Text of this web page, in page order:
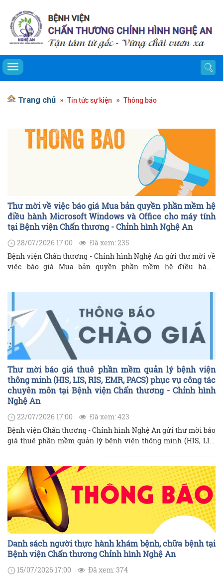
Toggle navigation
Trang chủ Tin tức sự kiện Thông báo
Thư mời về việc báo giá Mua bản quyền phần mềm hệ
điều hành Microsoft Windows và Office cho máy tính
tại Bệnh viện Chấn thương - Chỉnh hình Nghệ An
28/07/2026 17:00
Đã xem: 235
Bệnh viện Chấn thương - Chỉnh hình Nghệ An gửi thư mời về
việc báo giá Mua bản quyền phần mềm hệ điều hành
Thư mời báo giá thuê phần mềm quản lý bệnh viện
thông minh (HIS, LIS, RIS, EMR, PACS) phục vụ công tác
chuyên môn tại Bệnh viện Chấn thương - Chỉnh hình
Nghệ An
22/07/2026 17:00
Đã xem: 423
Bệnh viện Chấn thương - Chỉnh hình Nghệ An gửi thư mời báo
giá thuê phần mềm quản lý bệnh viện thông minh (HIS, LIS,
Danh sách người thực hành khám bệnh, chữa bệnh tại
Bệnh viện Chấn thương Chỉnh hình Nghệ An
15/07/2026 17:00
Đã xem: 374